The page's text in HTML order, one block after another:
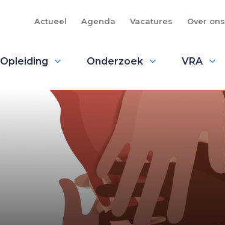
Actueel Agenda Vacatures Over ons
Opleiding Onderzoek VRA